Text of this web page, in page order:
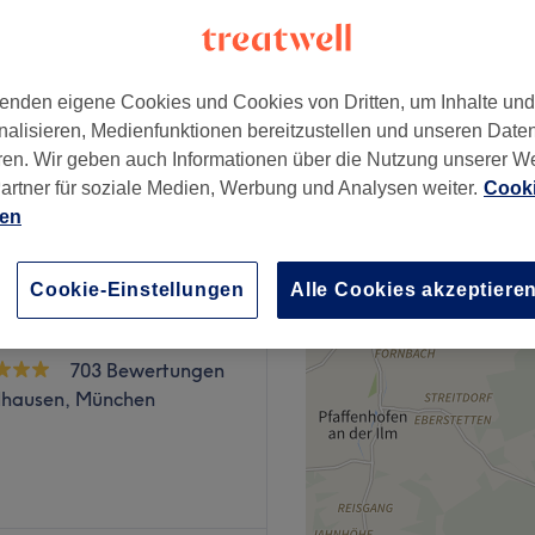
10 €
ist für viele ein Muss.
703 Bewertungen
München
eigene Cookies und Cookies von Dritten, um Inhalte
Medienfunktionen bereitzustellen und unseren
Wir geben auch Informationen über die Nutzung unserer
für soziale Medien, Werbung und Analysen weiter.
Cookie-Einstellungen Alle Cookies akzeptieren